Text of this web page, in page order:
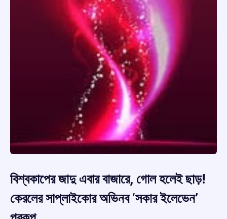
বিশ্বকাপের জাদু এবার বাজারে, গোল হলেই ছাড়!
কেরলের সাপ্লাইকোর অভিনব ‘সকার ইলেভেন’